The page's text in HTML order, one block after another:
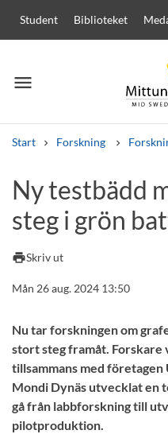
Student Biblioteket
menu
Meny
Start Forskning
Andra söktjänster
Kurser och program
Lediga jobb
Ny testbädd
steg i grön
printSkriv ut
Mån 26 aug. 2024 13:50
Nu tar forskningen om
stort steg framåt.
tillsammans med företagen
Mondi Dynäs utvecklat en
gå från labbforskning till
pilotproduktion.